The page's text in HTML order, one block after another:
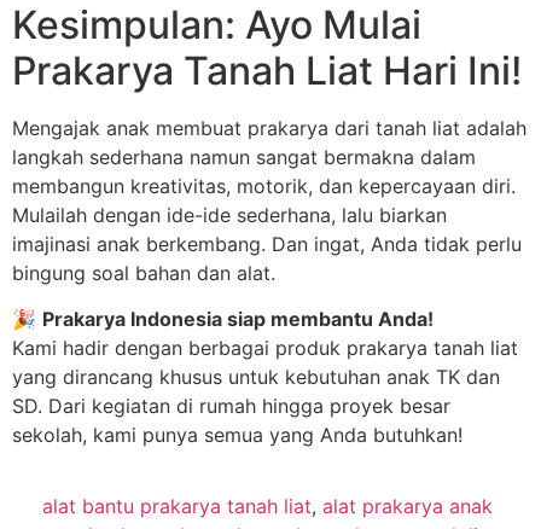
Kesimpulan: Ayo Mulai
Prakarya Tanah Liat Hari Ini!
Mengajak anak membuat prakarya dari tanah liat adalah
langkah sederhana namun sangat bermakna dalam
membangun kreativitas, motorik, dan kepercayaan diri.
Mulailah dengan ide-ide sederhana, lalu biarkan
imajinasi anak berkembang. Dan ingat, Anda tidak perlu
bingung soal bahan dan alat.
🎉 Prakarya Indonesia siap membantu Anda!
Kami hadir dengan berbagai produk prakarya tanah liat
yang dirancang khusus untuk kebutuhan anak TK dan
SD. Dari kegiatan di rumah hingga proyek besar
sekolah, kami punya semua yang Anda butuhkan!
alat bantu prakarya tanah liat, alat prakarya anak